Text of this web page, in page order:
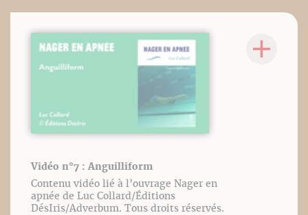
Vidéo n°7 : Anguilliform
Contenu vidéo lié à l’ouvrage Nager en
apnée de Luc Collard/Éditions
DésIris/Adverbum. Tous droits réservés.